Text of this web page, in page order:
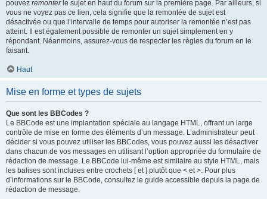
pouvez remonterle sujet en haut du forum sur la première page. Par ailleurs, si
vous ne voyez pas ce lien, cela signifie que la remontée de sujet est
désactivée ou que l’intervalle de temps pour autoriser la remontée n’est pas
atteint. Il est également possible de remonter un sujet simplement en y
répondant. Néanmoins, assurez-vous de respecter les règles du forum en le
faisant.
Haut
Mise en forme et types de sujets
Que sont les BBCodes ?
Le BBCode est une implantation spéciale au langage HTML, offrant un large
contrôle de mise en forme des éléments d’un message. L’administrateur peut
décider si vous pouvez utiliser les BBCodes, vous pouvez aussi les désactiver
dans chacun de vos messages en utilisant l’option appropriée du formulaire de
rédaction de message. Le BBCode lui-même est similaire au style HTML, mais
les balises sont incluses entre crochets [ et ] plutôt que < et >. Pour plus
d’informations sur le BBCode, consultez le guide accessible depuis la page de
rédaction de message.